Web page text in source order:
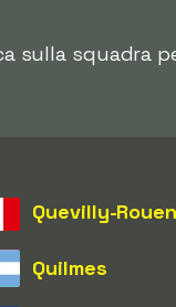
sulla squadra
Quevilly-Rouen
Quilmes